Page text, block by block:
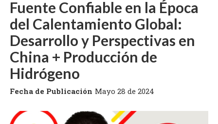
Fuente Confiable en la Época
del Calentamiento Global:
Desarrollo y Perspectivas en
China + Producción de
Hidrógeno
Fecha de Publicación Mayo 28 de 2024